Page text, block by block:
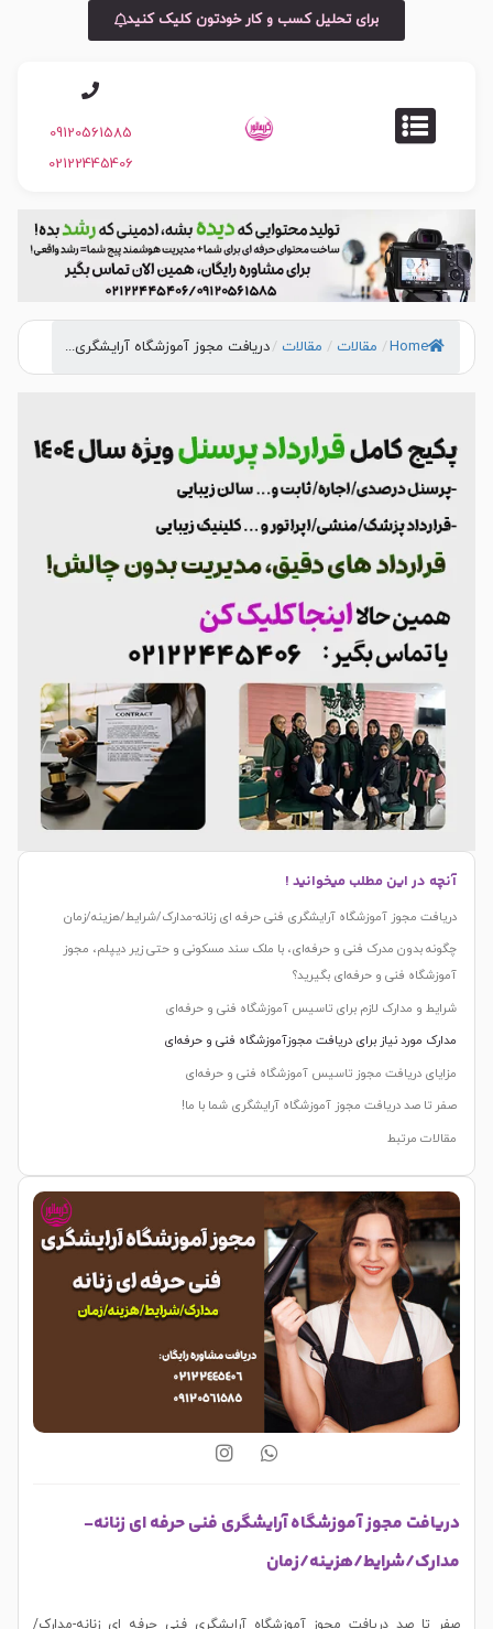
برای تحلیل کسب و کار خودتون کلیک کنید
09120561585
02122445406
Home
/ مقالات / مقالات /دریافت مجوز آموزشگاه آرایشگری...
دریافت مجوز آموزشگاه آرایشگری فنی حرفه ای زنانه-
مدارک/شرایط/هزینه/زمان
صفر تا صد دریافت مجوز آموزشگاه آرایشگری فنی حرفه ای زنانه-مدارک/
آنچه در این مطلب میخوانید !
دریافت مجوز آموزشگاه آرایشگری فنی حرفه ای زنانه-مدارک/شرایط/هزینه/زمان
چگونه بدون مدرک فنی و حرفه‌ای، با ملک سند مسکونی و حتی زیر دیپلم، مجوز
آموزشگاه فنی و حرفه‌ای بگیرید؟
شرایط و مدارک لازم برای تاسیس آموزشگاه فنی و حرفه‌ای
مدارک مورد نیاز برای دریافت مجوزآموزشگاه فنی و حرفه‌ای
مزایای دریافت مجوز تاسیس آموزشگاه فنی و حرفه‌ای
صفر تا صد دریافت مجوز آموزشگاه آرایشگری شما با ما!
مقالات مرتبط